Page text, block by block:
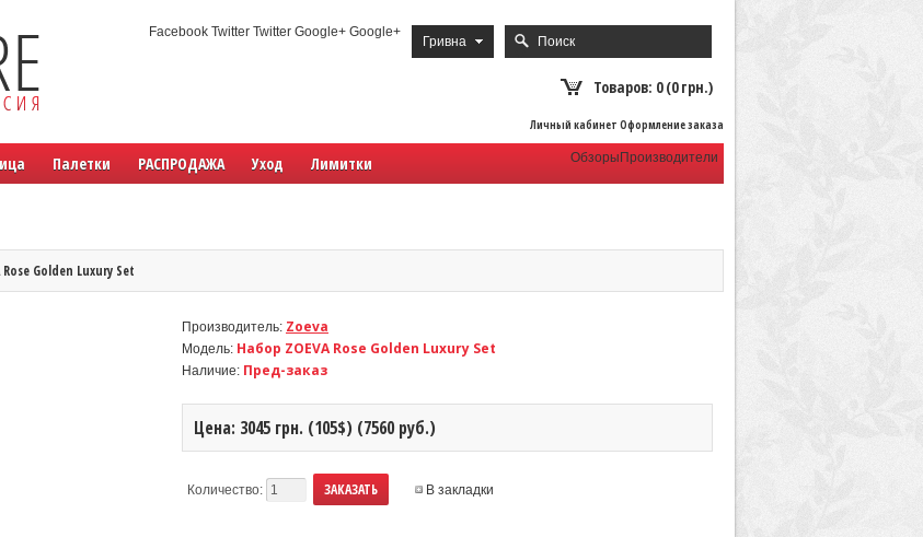
Гривна
Facebook Twitter Twitter Google+ Google+
Товаров: 0 (0 грн.)
Личный кабинет Оформление заказа
Палетки РАСПРОДАЖА Уход Лимитки Производители
Обзоры
Rose Golden Luxury Set
Производитель: Zoeva
Модель: Набор ZOEVA Rose Golden Luxury Set
Наличие: Пред-заказ
Цена: 3045 грн. (105$) (7560 руб.)
Количество: В закладки